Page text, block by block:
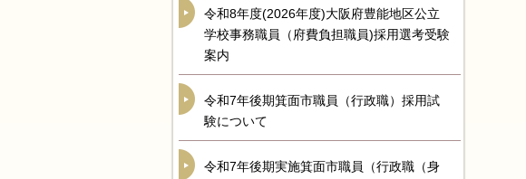
令和8年度(2026年度)大阪府豊能地区公立
学校事務職員（府費負担職員)採用選考受験
案内
令和7年後期箕面市職員（行政職）採用試
験について
令和7年後期実施箕面市職員（行政職（身